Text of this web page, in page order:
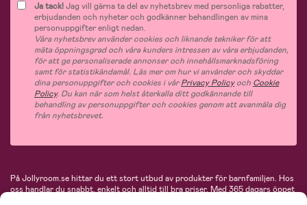
Ja tack!Jag vill gärna ta del av nyhetsbrev med personliga rabatter,
erbjudanden och nyheter och godkänner behandlingen av mina
personuppgifter enligt nedan.
Våra nyhetsbrev använder cookies och liknande tekniker för att
mäta öppningsgrad och våra kunders intressen av våra erbjudanden,
för att ge personaliserade annonser och innehållsmarknadsföring
samt för statistikändamål. Läs mer om hur vi använder och skyddar
dina personuppgifter och cookies i vårPrivacy Policyoch Cookie
Policy. Du kan när som helst återkalla ditt godkännande till
behandling av personuppgifter och cookies genom att avanmäla dig
från nyhetsbrevet.
På Jollyroom.se hittar du ett stort utbud av produkter för barnfamiljen. Hos
oss handlar du snabbt, enkelt och alltid till bra priser. Med 365 dagars öppet